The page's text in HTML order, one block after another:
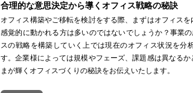
合理的な意思決定から導くオフィス戦略の秘訣
オフィス構築やご移転を検討をする際、まずはオフィス
感覚的に動かれる方は多いのではないでしょうか？事業
スの戦略を構築していく上では現在のオフィス状況を分
す。企業様によっては規模やフェーズ、課題感は異なる
まが輝くオフィスづくりの秘訣をお伝えいたします。